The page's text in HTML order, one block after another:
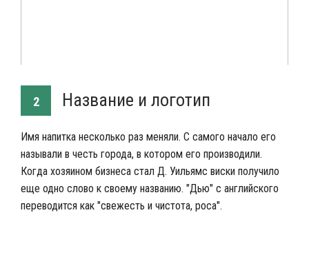
2 Название и логотип
Имя напитка несколько раз меняли. С самого начало его
называли в честь города, в котором его производили.
Когда хозяином бизнеса стал Д. Уильямс виски получило
еще одно слово к своему названию. "Дью" с английского
переводится как "свежесть и чистота, роса".